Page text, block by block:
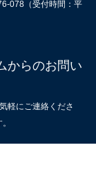
078（受付時間：平
からのお問い
軽にご連絡くださ